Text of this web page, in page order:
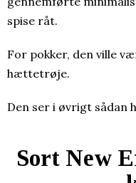
spise råt.
For pokker, den ville
hættetrøje.
Den ser i øvrigt sådan
Sort New